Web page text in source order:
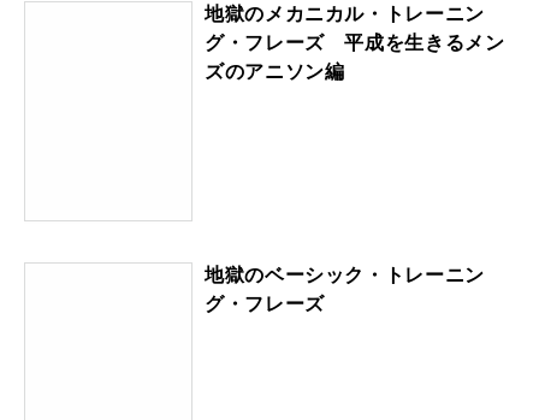
地獄のメカニカル・トレーニン
グ・フレーズ 平成を生きるメン
ズのアニソン編
地獄のベーシック・トレーニン
グ・フレーズ